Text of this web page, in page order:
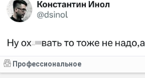
Профессиональное